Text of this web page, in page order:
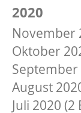
2020
November
Oktober
September
August
Juli 2020